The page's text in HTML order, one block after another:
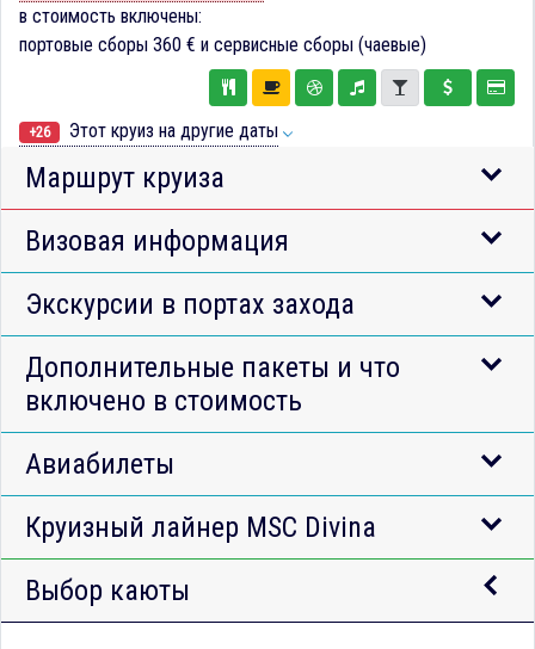
в стоимость включены:
портовые сборы 360 € и сервисные сборы (чаевые)
+26 Этот круиз на другие даты
Маршрут круиза
Визовая информация
Экскурсии в портах захода
Дополнительные пакеты и что
включено в стоимость
Авиабилеты
Круизный лайнер MSC Divina
Выбор каюты